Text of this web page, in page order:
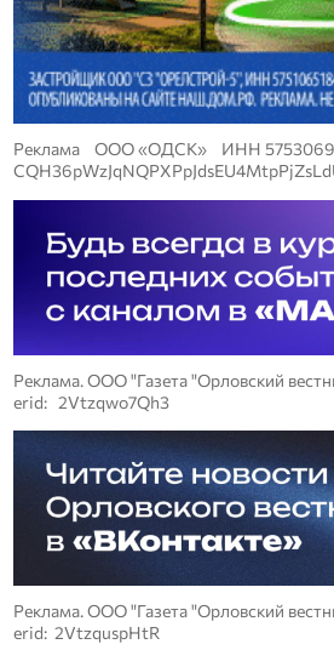
Реклама ООО «ОДСК» ИНН
Реклама. ООО "Газета "Орловский
erid: 2Vtzqwo7Qh3
Реклама. ООО "Газета "Орловский
erid: 2VtzquspHtR